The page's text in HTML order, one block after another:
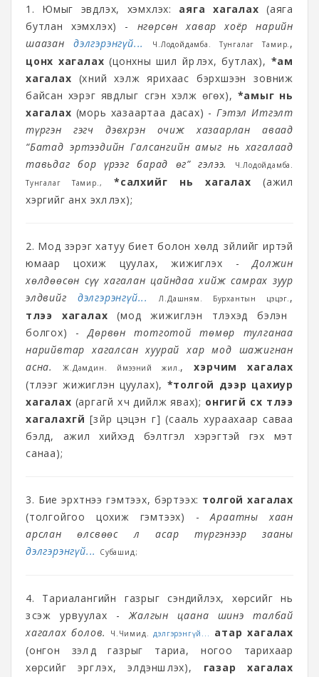
1. Юмыг эвдлэх, хэмхлэх: аяга хагалах (аяга
бутлан хэмхлэх) - Өнгөрсөн хавар хоёр нарийн
шаазан дэлгэрэнгүй... Ч.Лодойдамба. Тунгалаг Тамир. ,
цонх хагалах (цонхны шил үйрүүлэх, бутлах), *ам
хагалах (хүний хэлж ярихаас бэрхшээн зовниж
байсан хэрэг явдлыг үүсгэн хэлж өгөх), *амыг нь
хагалах (морь хазаартаа дасах) - Гэтэл Итгэлт
түргэн гэгч дэвхрэн очиж хазаарлан аваад
“Батад эртээдийн Галсангийн амыг нь хагалаад
тавьдаг бор үрээг барад өг” гэлээ.
Ч.Лодойдамба.
Тунгалаг Тамир.,
*салхийг нь хагалах (ажил
хэргийг анх эхлүүлэх);
2. Мод зэрэг хатуу биет болон хөлдүү зүйлийг иртэй
юмаар цохиж цуулах, жижиглэх -Должин
хөлдөөсөн сүү хагалан цайндаа хийж самрах зуур
элдвийг дэлгэрэнгүй... Л.Дашням. Бурхантын цэцэг. ,
түлээ хагалах (мод жижиглэн түлэхэд бэлэн
болгох) -Дөрвөн тотготой төмөр тулганаа
нарийвтар хагалсан хуурай хар мод шажигнан
асна.
Ж.Дамдин. Үймээний жил.,хэрчим хагалах
(түлээг жижиглэн цуулах), *толгой дээр цахиур
хагалах (аргагүй хүч дийлж явах); онгигүй сүх түлээ
хагалахгүй [зүйр цэцэн үг] (сааль хураахаар саваа
бэлд, ажил хийхэд бэлтгэл хэрэгтэй гэх мэт
санаа);
3. Бие эрхтнээ гэмтээх, бэртээх: толгой хагалах
(толгойгоо цохиж гэмтээх) -Араатны хаан
арслан өлсвөөс л асар түргэнээр зааны
дэлгэрэнгүй...
Субашид;
4. Тариалангийн газрыг сэндийлэх, хөрсийг нь
зүсэж урвуулах -Жалгын цаана шинэ талбай
хагалах болов.
Ч.Чимид.дэлгэрэнгүй...
атар хагалах
(онгон зэлүүд газрыг тариа, ногоо тарихаар
хөрсийг эргүүлэх, элдэншүүлэх), газар хагалах